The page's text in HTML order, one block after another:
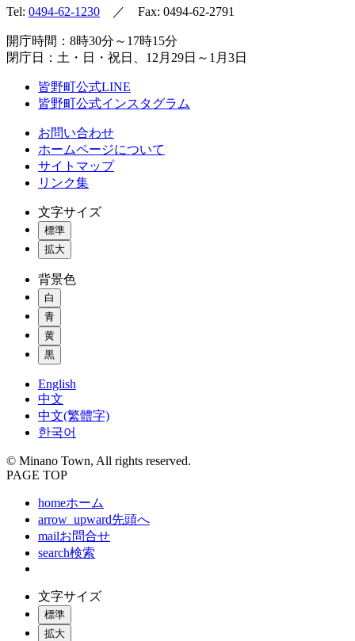
Tel: 0494-62-1230 ／ Fax: 0494-62-2791
開庁時間：8時30分～17時15分
閉庁日：土・日・祝日、12月29日～1月3日
皆野町公式LINE
皆野町公式インスタグラム
お問い合わせ
ホームページについて
サイトマップ
リンク集
文字サイズ
標準
拡大
背景色
白
青
黄
黒
English
中文
中文(繁體字)
한국어
© Minano Town, All rights reserved.
PAGE TOP
homeホーム
arrow_upward先頭へ
mailお問合せ
search検索
文字サイズ
標準
拡大